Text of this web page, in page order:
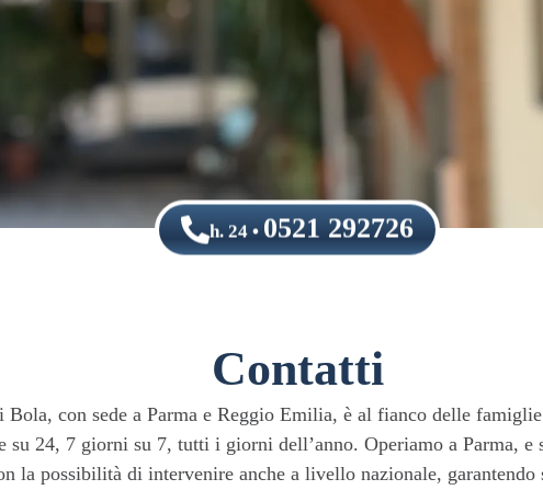
h. 24 • 0521 292726
Contatti
Bola, con sede a Parma e Reggio Emilia, è al fianco delle
su 24, 7 giorni su 7, tutti i giorni dell’anno. Operiamo a Parma,
la possibilità di intervenire anche a livello nazionale, garantendo